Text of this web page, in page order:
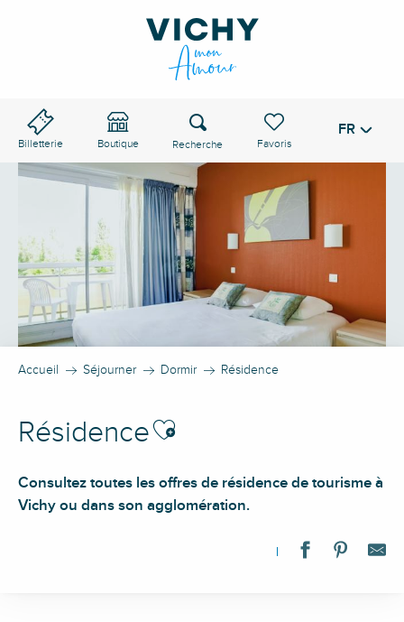
Billetterie Boutique
Voir les favoris
Recherche FR
Accueil Séjourner Dormir Résidence
Résidence Ajouter aux favoris
Consultez toutes les offres de résidence de tourisme à
Vichy ou dans son agglomération.